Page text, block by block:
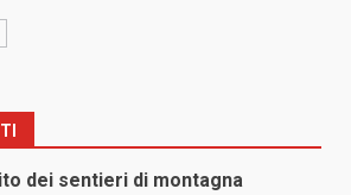
dei sentieri di montagna